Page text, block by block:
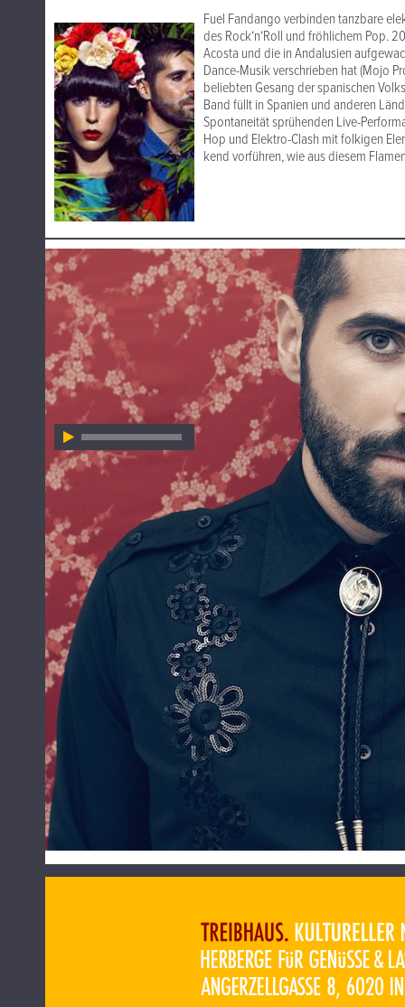
Fuel Fandango verbinden tanzbare
des Rock‘n‘Roll und fröhlichem Pop.
Acosta und die in Andalusien
Dance-Musik verschrieben hat (Mojo
beliebten Gesang der spanischen
Band füllt in Spanien und anderen
Spontaneität sprühenden Live-
Hop und Elektro-Clash mit folkigen
kend vorführen, wie aus diesem
HÖR ZU
FUEL FANDANGO
FUEL FANDANGO
Always Searching